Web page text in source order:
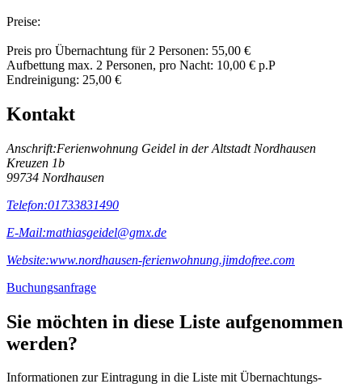
Preise:
Preis pro Übernachtung für 2 Personen: 55,00 €
Aufbettung max. 2 Personen, pro Nacht: 10,00 € p.P
Endreinigung: 25,00 €
Kontakt
Anschrift:Ferienwohnung Geidel in der Altstadt Nordhausen
Kreuzen 1b
99734 Nordhausen
Telefon:01733831490
E-Mail:mathiasgeidel@gmx.de
Website:www.nordhausen-ferienwohnung.jimdofree.com
Buchungsanfrage
Sie möchten in diese Liste aufgenommen
werden?
Informationen zur Eintragung in die Liste mit Übernachtungs-